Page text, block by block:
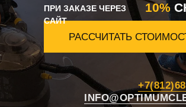
РАССЧИТАТЬ
ПРИ ЗАКАЗЕ ЧЕРЕЗ
САЙТ
10%